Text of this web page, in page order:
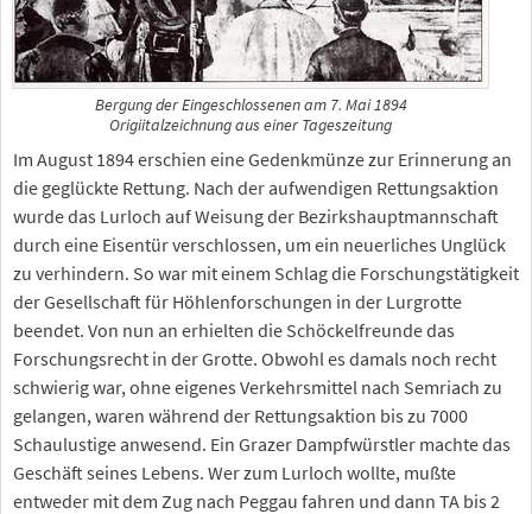
Bergung der Eingeschlossenen am 7. Mai 1894
Origiitalzeichnung aus einer Tageszeitung
Im August 1894 erschien eine Gedenkmünze zur Erinnerung an
die geglückte Rettung. Nach der aufwendigen Rettungsaktion
wurde das Lurloch auf Weisung der Bezirkshauptmannschaft
durch eine Eisentür verschlossen, um ein neuerliches Unglück
zu verhindern. So war mit einem Schlag die Forschungstätigkeit
der Gesellschaft für Höhlenforschungen in der Lurgrotte
beendet. Von nun an erhielten die Schöckelfreunde das
Forschungsrecht in der Grotte. Obwohl es damals noch recht
schwierig war, ohne eigenes Verkehrsmittel nach Semriach zu
gelangen, waren während der Rettungsaktion bis zu 7000
Schaulustige anwesend. Ein Grazer Dampfwürstler machte das
Geschäft seines Lebens. Wer zum Lurloch wollte, mußte
entweder mit dem Zug nach Peggau fahren und dann TA bis 2